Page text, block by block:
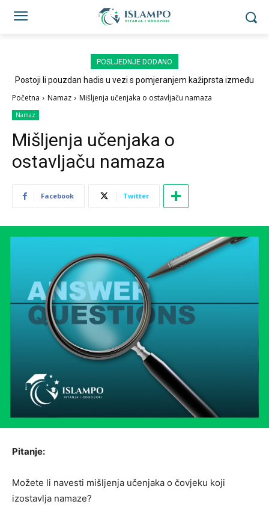
POSLJEDNJE DODANO
Postoji li pouzdan hadis u vezi s pomjeranjem kažiprsta između
Početna Namaz Mišljenja učenjaka o ostavljaču namaza
Namaz
Mišljenja učenjaka o
ostavljaču namaza
Facebook Twitter
Pitanje:
Možete li navesti mišljenja učenjaka o čovjeku koji
izostavlja namaze?